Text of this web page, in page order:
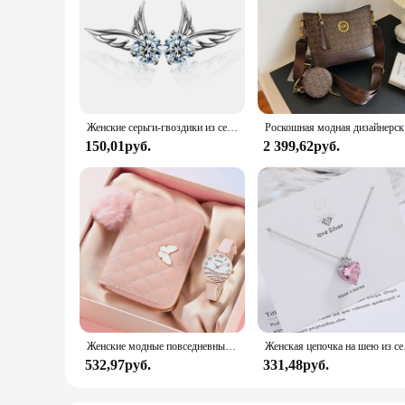
Женские серьги-гвоздики из серебра 925 пробы, с цирконом
150,01руб. 2 399,62руб.
Женские модные повседневные кожаные часы и плюшевый шар украшение бабочка кошелек набор кварцевые наручные часы платье часы Montre Femme
532,97руб. 331,48руб.